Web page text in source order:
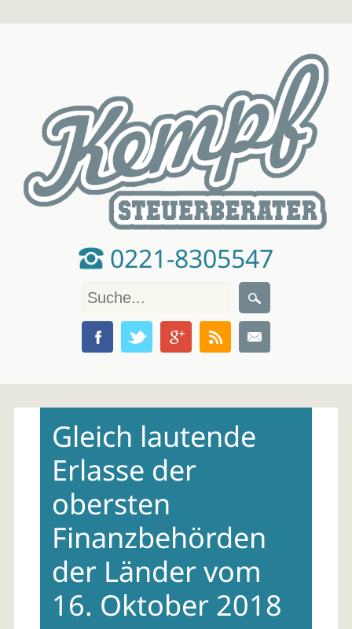
0221-8305547
contentGleich lautende
Erlasse der
obersten
Finanzbehörden
der Länder vom
16. Oktober 2018